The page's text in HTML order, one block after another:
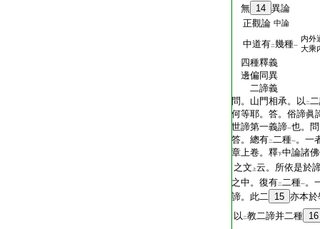
無 14 異論
正觀論 中論
中道有二幾種一
内外
大乘
四種釋義
邊偏同異
二諦義
問。山門相承。以 二
何等耶。答。俗諦眞
世諦第一義諦一也。
答。總有二二種一。一
章上卷。釋下中論諸
之文
上云。所依是於
之中。復有二二種一。
諦。此二 15 亦本於
以 二教二諦并二種 16